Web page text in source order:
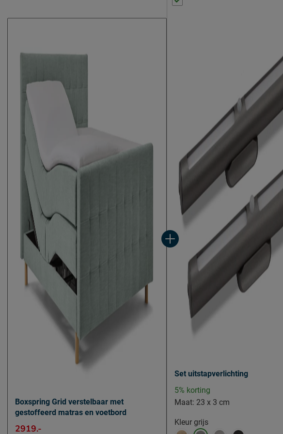
Afdeklaag dikte
Aantal slagen per veer
Aantal veren per m2 (circa)
Matras(sen)
Modelnaam matras
Luxe 250
Opbouw matraskern
pocketveer
Type comfortlaag
polyether SG25
Aantal veren per m2 matrassen
Aantal slagen veer matrassen
Comfortzones - Matrassen (value)
7 zones
Hardheid Matrassen
Topper
Modelnaam topper
Luxe HR
Kern topper
HR-schuim
Materiaal tijk topper
Tijk topper afritsbaar
Materiaal poten
hout
Kleur poten
Boxspring Grid verstelbaar met
gestoffeerd matras en voetbord
2919.-
Set uitstapverlichting
5% korting
Maat: 23 x 3 cm
Kleur grijs